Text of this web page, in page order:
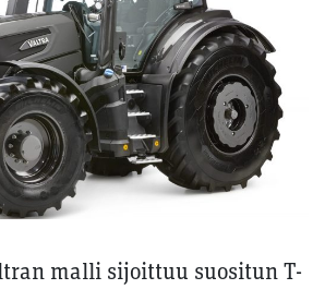
malli sijoittuu suositun T-